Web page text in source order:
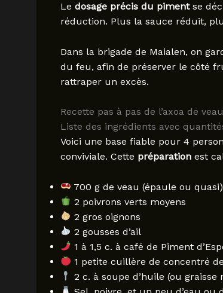
Le dosage précis du pimentse
réduction. Plus la sauce réduit,
Dans la brigade de Maialen, on
du feu, afin de préserver le côté
rattraper un excès.
Recette pas à pas de l’axoa de
Liste des ingrédients avec
Voici une base fiable pour 4
conviviale. Cette préparationest
700 g de veau (épaule ou
2 poivrons verts moyens
2 gros oignons
2 gousses d’ail
1 à 1,5 c. à café de Piment
1 petite cuillère de concentré
2 c. à soupe d’huile (ou graisse